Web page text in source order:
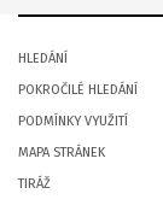
HLEDÁNÍ
POKROČILÉ HLEDÁNÍ
PODMÍNKY VYUŽITÍ
MAPA STRÁNEK
TIRÁŽ